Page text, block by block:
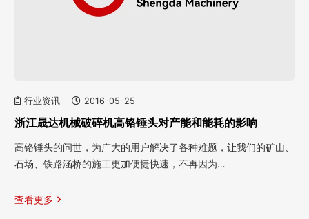
行业资讯 2016-05-25
浙江晟达机械破碎机高铬锤头对产能和能耗的影响
高铬锤头的问世，为广大的用户解决了各种难题，让我们的矿山、
石场、铁路涵桥的施工更加便捷快速，不再因为…
查看更多